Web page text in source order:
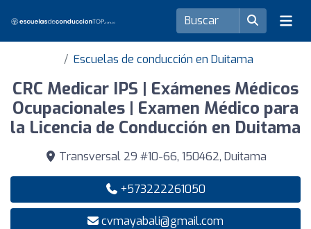
Escuelas de conducción en Duitama
CRC Medicar IPS | Exámenes Médicos
Ocupacionales | Examen Médico para
la Licencia de Conducción en Duitama
Transversal 29 #10-66, 150462, Duitama
+573222261050
cvmayabali@gmail.com